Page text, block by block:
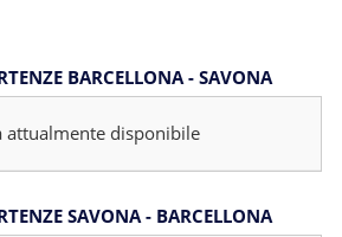
BARCELLONA - SAVONA
attualmente disponibile
SAVONA - BARCELLONA